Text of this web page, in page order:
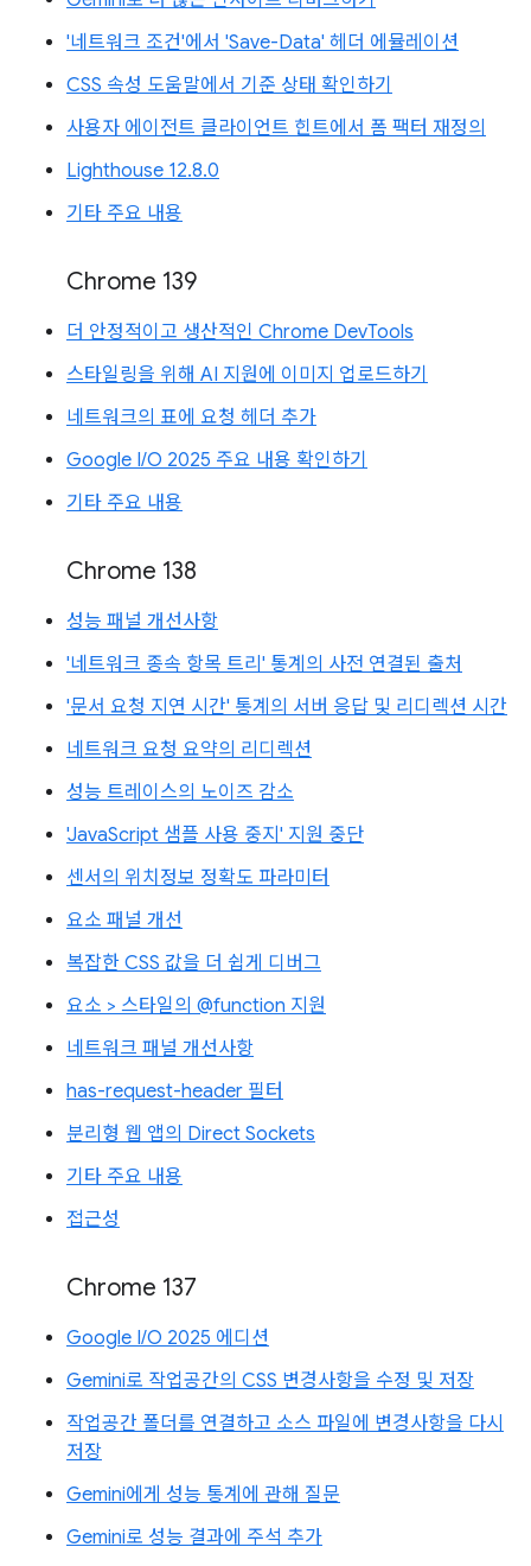
'네트워크 조건'에서 'Save-Data' 헤더 에뮬레이션
CSS 속성 도움말에서 기준 상태 확인하기
사용자 에이전트 클라이언트 힌트에서 폼 팩터 재정의
Lighthouse 12.8.0
기타 주요 내용
Chrome 139
더 안정적이고 생산적인 Chrome DevTools
스타일링을 위해 AI 지원에 이미지 업로드하기
네트워크의 표에 요청 헤더 추가
Google I/O 2025 주요 내용 확인하기
기타 주요 내용
Chrome 138
성능 패널 개선사항
'네트워크 종속 항목 트리' 통계의 사전 연결된 출처
'문서 요청 지연 시간' 통계의 서버 응답 및 리디렉션 시간
네트워크 요청 요약의 리디렉션
성능 트레이스의 노이즈 감소
'JavaScript 샘플 사용 중지' 지원 중단
센서의 위치정보 정확도 파라미터
요소 패널 개선
복잡한 CSS 값을 더 쉽게 디버그
요소 > 스타일의 @function 지원
네트워크 패널 개선사항
has-request-header 필터
분리형 웹 앱의 Direct Sockets
기타 주요 내용
접근성
Chrome 137
Google I/O 2025 에디션
Gemini로 작업공간의 CSS 변경사항을 수정 및 저장
작업공간 폴더를 연결하고 소스 파일에 변경사항을 다시
저장
Gemini에게 성능 통계에 관해 질문
Gemini로 성능 결과에 주석 추가